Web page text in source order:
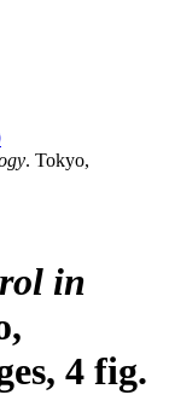
. Tokyo,
in
4 fig.